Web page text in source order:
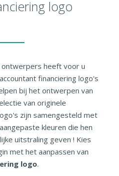
logo
heeft voor u
financiering logo's
bij het ontwerpen van
van originele
zijn samengesteld met
kleuren die hen
uitstraling geven ! Kies
met het aanpassen van
logo.